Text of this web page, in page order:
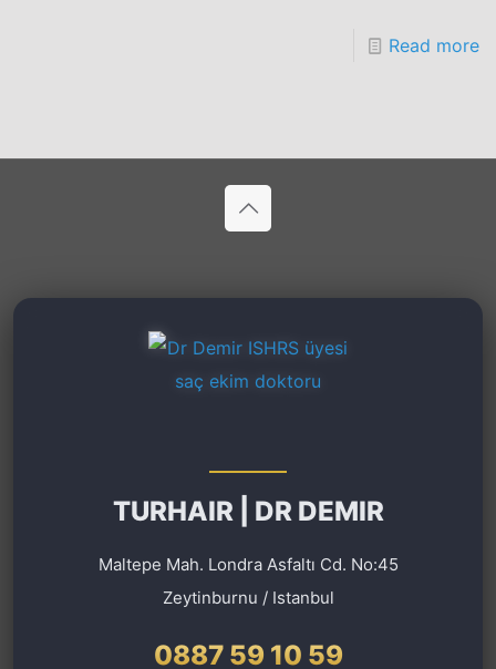
Read more
TURHAIR | DR DEMIR
Maltepe Mah. Londra Asfaltı Cd. No:45
Zeytinburnu / Istanbul
0887 59 10 59